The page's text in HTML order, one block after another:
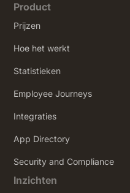
Product
Prijzen
Hoe het werkt
Statistieken
Employee Journeys
Integraties
App Directory
Security and Compliance
Inzichten